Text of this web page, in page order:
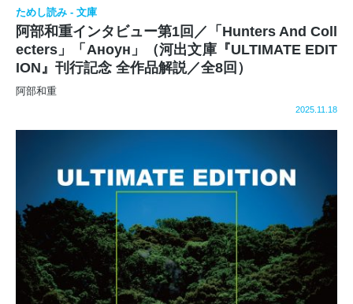
ためし読み - 文庫
阿部和重インタビュー第1回／「Hunters And Coll
ecters」「Аноун」（河出文庫『ULTIMATE EDIT
ION』刊行記念 全作品解説／全8回）
阿部和重
2025.11.18